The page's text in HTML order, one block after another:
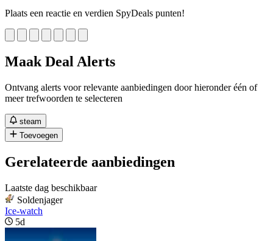
Plaats een reactie en verdien SpyDeals punten!
Maak Deal Alerts
Ontvang alerts voor relevante aanbiedingen door hieronder één of
meer trefwoorden te selecteren
steam
Toevoegen
Gerelateerde aanbiedingen
Laatste dag beschikbaar
Soldenjager
Ice-watch
5d